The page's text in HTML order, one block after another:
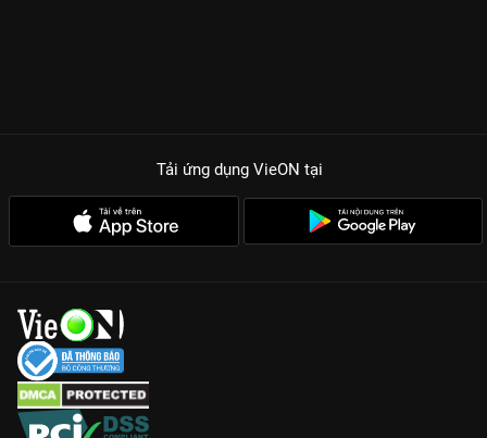
Tải ứng dụng VieON tại